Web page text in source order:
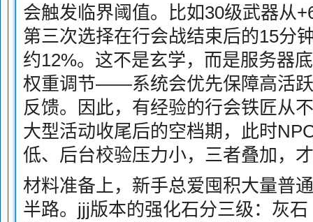
会触发临界阈值。比如30级武器从
第三次选择在行会战结束后的15分
约12%。这不是玄学，而是服务器
权重调节——系统会优先保障高活
反馈。因此，有经验的行会铁匠从
大型活动收尾后的空档期，此时
低、后台校验压力小，三者叠加，
材料准备上，新手总爱囤积大量普
半路。jjj版本的强化石分三级：灰